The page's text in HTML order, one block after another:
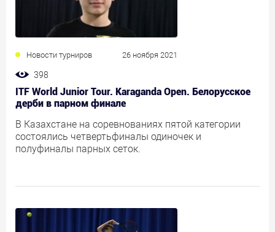
Новости турниров 26 ноября 2021
398
ITF World Junior Tour. Karaganda Open. Белорусское
дерби в парном финале
В Казахстане на соревнованиях пятой категории
состоялись четвертьфиналы одиночек и
полуфиналы парных сеток.